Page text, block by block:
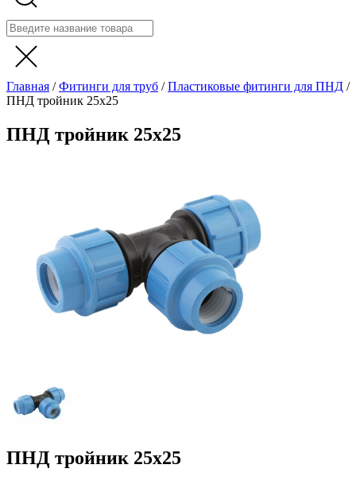
Главная /Фитинги для труб /Пластиковые фитинги для ПНД /
ПНД тройник 25х25
ПНД тройник 25х25
ПНД тройник 25х25